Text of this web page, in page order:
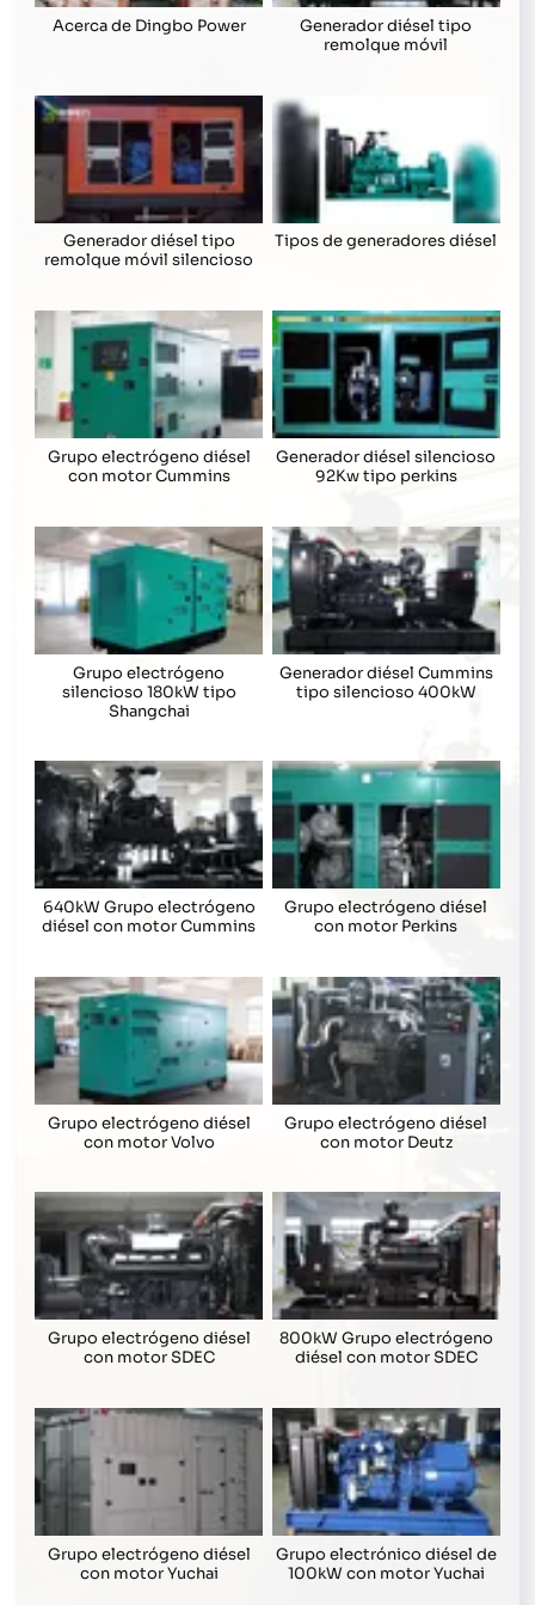
Acerca de Dingbo Power
Generador diésel tipo
remolque móvil
Generador diésel tipo
remolque móvil silencioso
Tipos de generadores diésel
Grupo electrógeno diésel
con motor Cummins
Generador diésel silencioso
92Kw tipo perkins
Grupo electrógeno
silencioso 180kW tipo
Shangchai
Generador diésel Cummins
tipo silencioso 400kW
640kW Grupo electrógeno
diésel con motor Cummins
Grupo electrógeno diésel
con motor Perkins
Grupo electrógeno diésel
con motor Volvo
Grupo electrógeno diésel
con motor Deutz
Grupo electrógeno diésel
con motor SDEC
800kW Grupo electrógeno
diésel con motor SDEC
Grupo electrógeno diésel
con motor Yuchai
Grupo electrónico diésel de
100kW con motor Yuchai